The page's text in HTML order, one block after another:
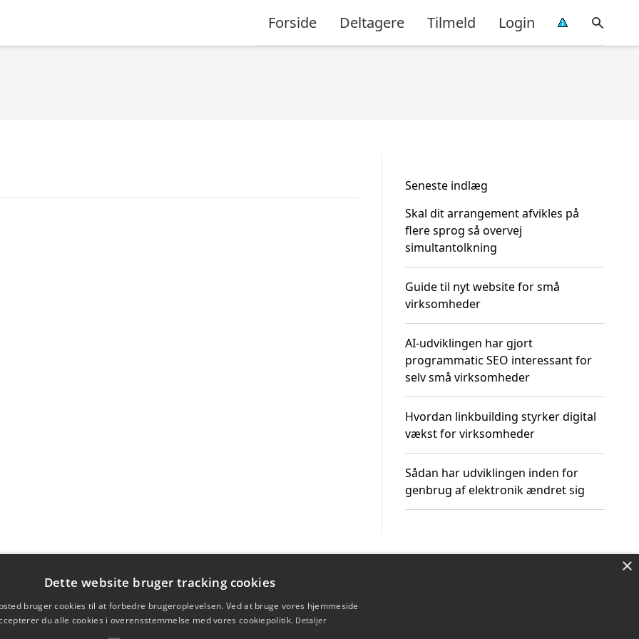
Forside Deltagere Tilmeld Login
Seneste indlæg
Skal dit arrangement afvikles på
flere sprog så overvej
simultantolkning
Guide til nyt website for små
virksomheder
AI-udviklingen har gjort
programmatic SEO interessant for
selv små virksomheder
Hvordan linkbuilding styrker digital
vækst for virksomheder
Sådan har udviklingen inden for
genbrug af elektronik ændret sig
×
Dette website bruger tracking cookies
bruger cookies til at forbedre brugeroplevelsen. Ved at bruge vores hjemmeside
du alle cookies i overensstemmelse med vores cookiepolitik. Detaljer